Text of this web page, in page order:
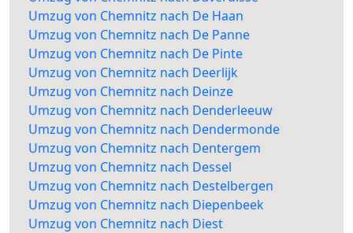
Umzug von Chemnitz nach De Haan
Umzug von Chemnitz nach De Panne
Umzug von Chemnitz nach De Pinte
Umzug von Chemnitz nach Deerlijk
Umzug von Chemnitz nach Deinze
Umzug von Chemnitz nach Denderleeuw
Umzug von Chemnitz nach Dendermonde
Umzug von Chemnitz nach Dentergem
Umzug von Chemnitz nach Dessel
Umzug von Chemnitz nach Destelbergen
Umzug von Chemnitz nach Diepenbeek
Umzug von Chemnitz nach Diest